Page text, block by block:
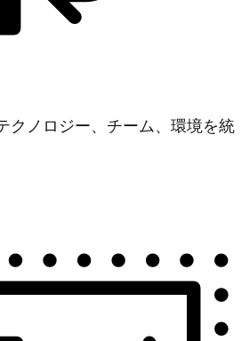
クノロジー、チーム、環境を統